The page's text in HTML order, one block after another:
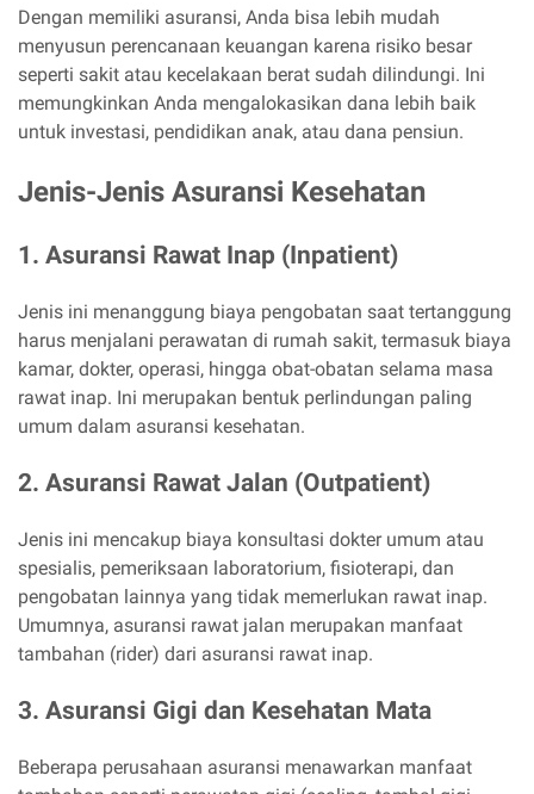
Dengan memiliki asuransi, Anda bisa lebih mudah
menyusun perencanaan keuangan karena risiko besar
seperti sakit atau kecelakaan berat sudah dilindungi. Ini
memungkinkan Anda mengalokasikan dana lebih baik
untuk investasi, pendidikan anak, atau dana pensiun.
Jenis-Jenis Asuransi Kesehatan
1. Asuransi Rawat Inap (Inpatient)
Jenis ini menanggung biaya pengobatan saat tertanggung
harus menjalani perawatan di rumah sakit, termasuk biaya
kamar, dokter, operasi, hingga obat-obatan selama masa
rawat inap. Ini merupakan bentuk perlindungan paling
umum dalam asuransi kesehatan.
2. Asuransi Rawat Jalan (Outpatient)
Jenis ini mencakup biaya konsultasi dokter umum atau
spesialis, pemeriksaan laboratorium, fisioterapi, dan
pengobatan lainnya yang tidak memerlukan rawat inap.
Umumnya, asuransi rawat jalan merupakan manfaat
tambahan (rider) dari asuransi rawat inap.
3. Asuransi Gigi dan Kesehatan Mata
Beberapa perusahaan asuransi menawarkan manfaat